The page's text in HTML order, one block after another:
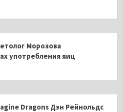
Морозова
употребления яиц
Dragons Дэн Рейнольдс